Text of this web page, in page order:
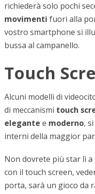
richiederà solo pochi
movimenti fuori alla
vostro smartphone si
bussa al campanello.
Touch
Alcuni modelli di
di meccanismi touch
elegante e moderno,
interni della maggior
Non dovrete più star lì
con il touch screen,
porta, sarà un gioco da